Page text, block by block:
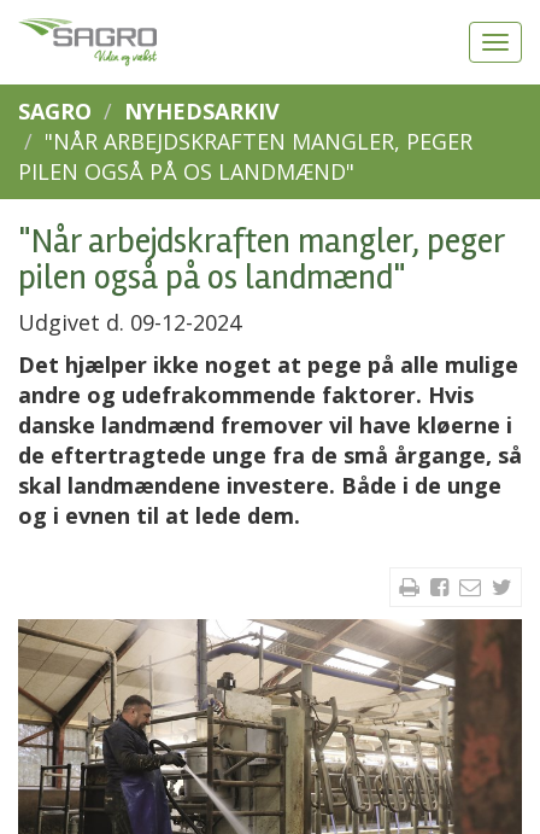
SAGRO
NYHEDSARKIV
"NÅR ARBEJDSKRAFTEN MANGLER, PEGER
PILEN OGSÅ PÅ OS LANDMÆND"
"Når arbejdskraften mangler, peger
pilen også på os landmænd"
Udgivet d. 09-12-2024
Det hjælper ikke noget at pege på alle mulige
andre og udefrakommende faktorer. Hvis
danske landmænd fremover vil have kløerne i
de eftertragtede unge fra de små årgange, så
skal landmændene investere. Både i de unge
og i evnen til at lede dem.